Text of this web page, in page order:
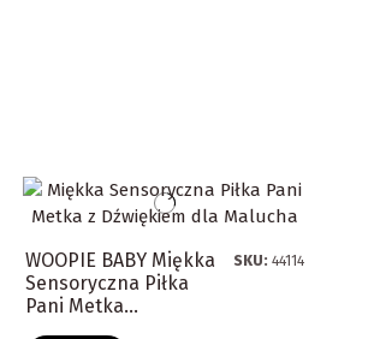
WOOPIE BABY Miękka
Sensoryczna Piłka
Pani Metka...
SKU:44114